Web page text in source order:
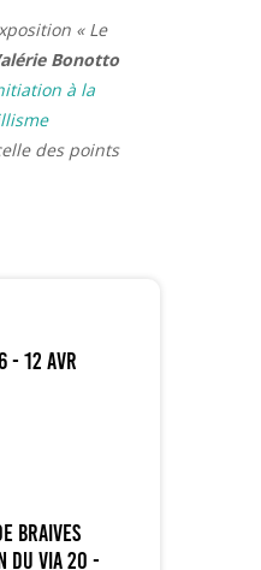
« Le
Bonotto
à la
des points
- 12 Avr
Braives
du Via 20 -